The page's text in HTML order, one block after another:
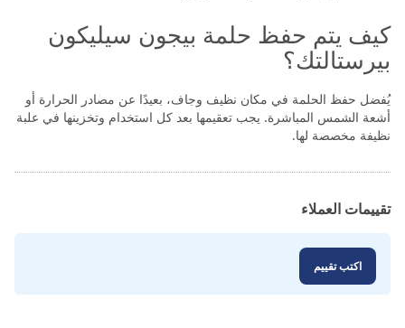
كيف يتم حفظ حلمة بيجون سيليكون
بيرستالتك؟
يُفضل حفظ الحلمة في مكان نظيف وجاف، بعيدًا عن مصادر الحرارة أو
أشعة الشمس المباشرة. يجب تعقيمها بعد كل استخدام وتخزينها في علبة
نظيفة مخصصة لها.
تقييمات العملاء
اكتب تقييم